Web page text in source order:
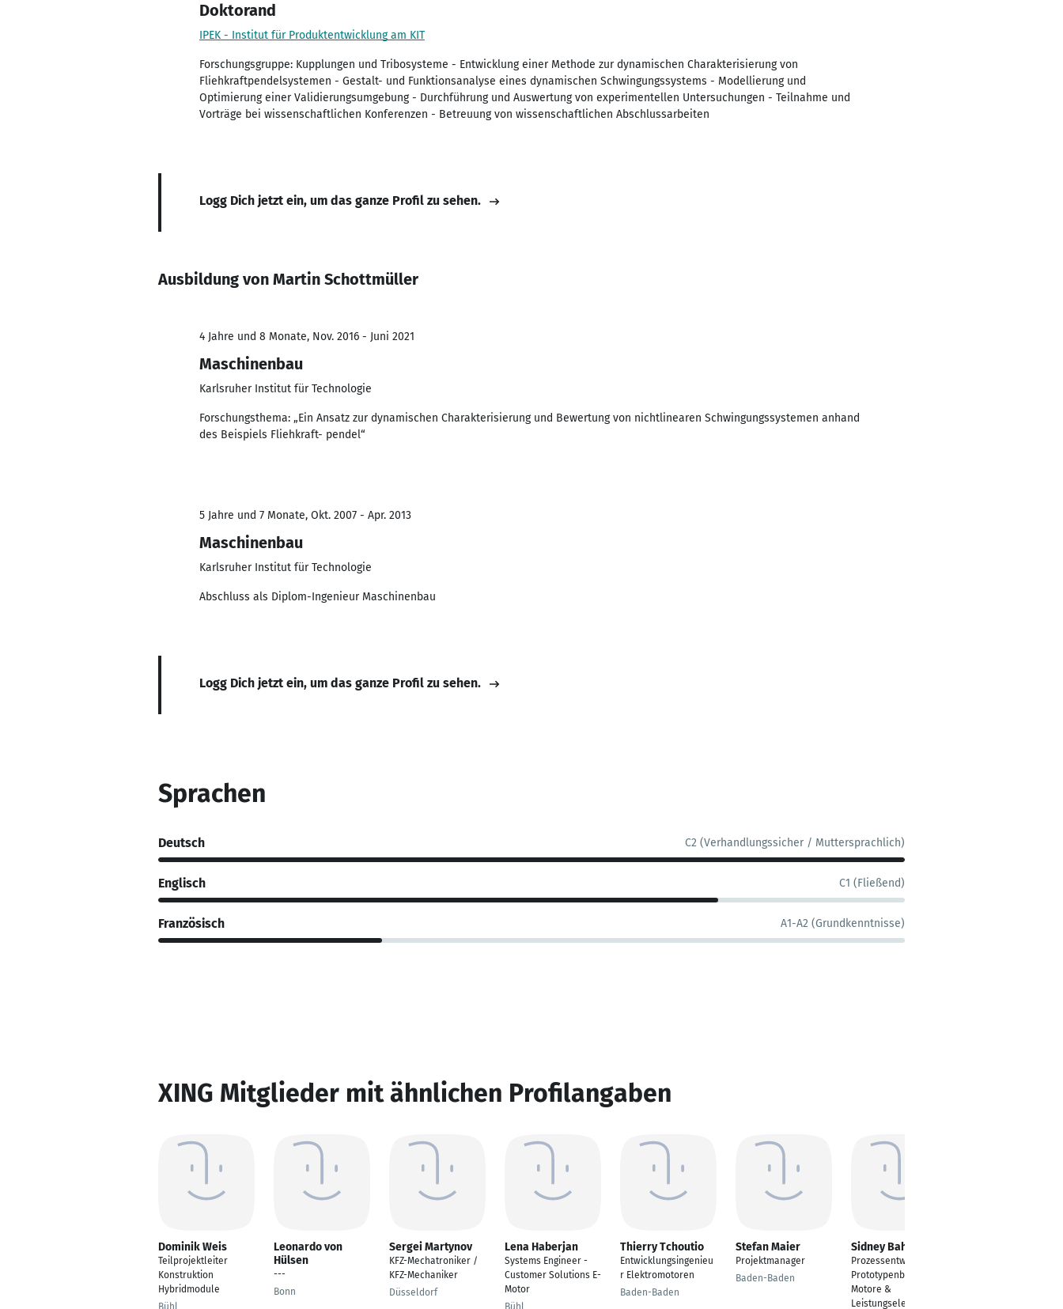
Doktorand
IPEK - Institut für Produktentwicklung am KIT
Forschungsgruppe: Kupplungen und Tribosysteme - Entwicklung einer Methode zur dynamischen Charakterisierung von
Fliehkraftpendelsystemen - Gestalt- und Funktionsanalyse eines dynamischen Schwingungssystems - Modellierung und
Optimierung einer Validierungsumgebung - Durchführung und Auswertung von experimentellen Untersuchungen - Teilnahme und
Vorträge bei wissenschaftlichen Konferenzen - Betreuung von wissenschaftlichen Abschlussarbeiten
Logg Dich jetzt ein, um das ganze Profil zu sehen.
Ausbildung von Martin Schottmüller
4 Jahre und 8 Monate, Nov. 2016 - Juni 2021
Maschinenbau
Karlsruher Institut für Technologie
Forschungsthema: „Ein Ansatz zur dynamischen Charakterisierung und Bewertung von nichtlinearen Schwingungssystemen anhand
des Beispiels Fliehkraft- pendel“
5 Jahre und 7 Monate, Okt. 2007 - Apr. 2013
Maschinenbau
Karlsruher Institut für Technologie
Abschluss als Diplom-Ingenieur Maschinenbau
Logg Dich jetzt ein, um das ganze Profil zu sehen.
Sprachen
Deutsch C2 (Verhandlungssicher / Muttersprachlich)
Englisch C1 (Fließend)
Französisch A1-A2 (Grundkenntnisse)
XING Mitglieder mit ähnlichen Profilangaben
Dominik Weis
Teilprojektleiter
Konstruktion
Hybridmodule
Bühl
Leonardo von
Hülsen
---
Bonn
Sergei Martynov
KFZ-Mechatroniker /
KFZ-Mechaniker
Düsseldorf
Lena Haberjan
Systems Engineer -
Customer Solutions E-
Motor
Bühl
Thierry Tchoutio
Entwicklungsingenieu
r Elektromotoren
Baden-Baden
Stefan Maier
Projektmanager
Baden-Baden
Sidney Bahlinger
Prozessentwicklung
Prototypenbau E-
Motore &
Leistungselektronik